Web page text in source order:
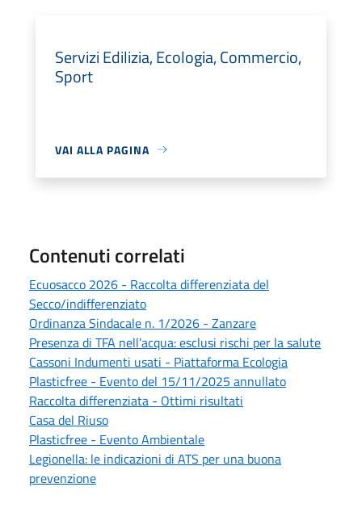
Servizi Edilizia, Ecologia, Commercio,
Sport
VAI ALLA PAGINA
Contenuti correlati
Ecuosacco 2026 - Raccolta differenziata del
Secco/indifferenziato
Ordinanza Sindacale n. 1/2026 - Zanzare
Presenza di TFA nell’acqua: esclusi rischi per la salute
Cassoni Indumenti usati - Piattaforma Ecologia
Plasticfree - Evento del 15/11/2025 annullato
Raccolta differenziata - Ottimi risultati
Casa del Riuso
Plasticfree - Evento Ambientale
Legionella: le indicazioni di ATS per una buona
prevenzione